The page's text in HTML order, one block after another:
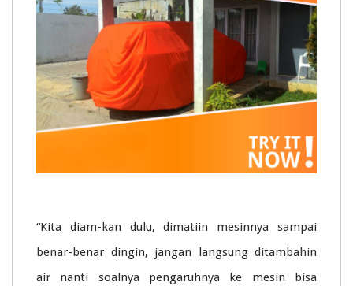
“Kita diam-kan dulu, dimatiin mesinnya sampai
benar-benar dingin, jangan langsung ditambahin
air nanti soalnya pengaruhnya ke mesin bisa